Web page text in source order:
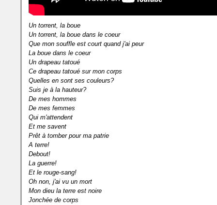
Un torrent, la boue
Un torrent, la boue dans le coeur
Que mon souffle est court quand j'ai peur
La boue dans le coeur
Un drapeau tatoué
Ce drapeau tatoué sur mon corps
Quelles en sont ses couleurs?
Suis je à la hauteur?
De mes hommes
De mes femmes
Qui m'attendent
Et me savent
Prêt à tomber pour ma patrie
A terre!
Debout!
La guerre!
Et le rouge-sang!
Oh non, j'ai vu un mort
Mon dieu la terre est noire
Jonchée de corps